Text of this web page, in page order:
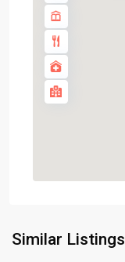
Similar Listings